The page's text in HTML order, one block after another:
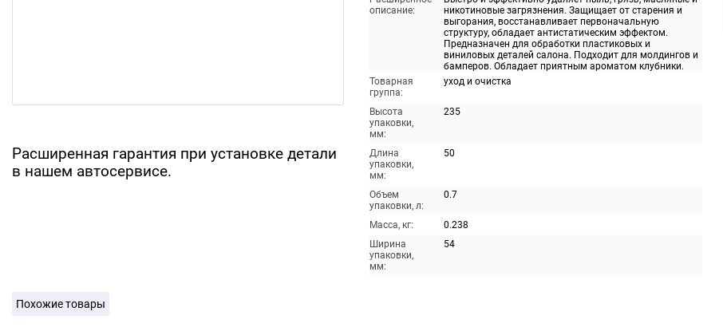
Расширенная гарантия при установке детали
в нашем автосервисе.
описание:
никотиновые загрязнения. Защищает от старения и
выгорания, восстанавливает первоначальную
структуру, обладает антистатическим эффектом.
Предназначен для обработки пластиковых и
виниловых деталей салона. Подходит для молдингов и
бамперов. Обладает приятным ароматом клубники.
Товарная
группа:
уход и очистка
Высота
упаковки,
мм:
235
Длина
упаковки,
мм:
50
Объем
упаковки, л:
0.7
Масса, кг:
0.238
Ширина
упаковки,
мм:
54
Похожие товары